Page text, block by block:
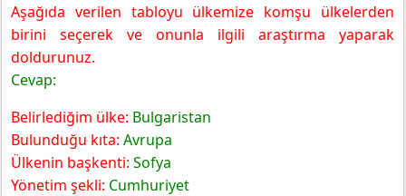
Aşağıda verilen tabloyu ülkemize komşu ülkelerden
birini seçerek ve onunla ilgili araştırma yaparak
doldurunuz.
Cevap:
Belirlediğim ülke: Bulgaristan
Bulunduğu kıta: Avrupa
Ülkenin başkenti: Sofya
Yönetim şekli: Cumhuriyet